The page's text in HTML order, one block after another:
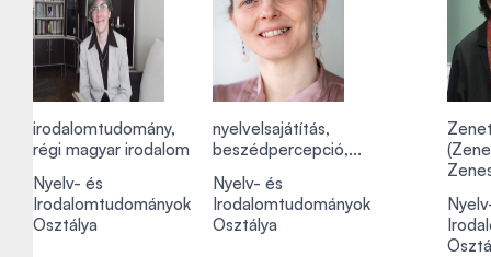
irodalomtudomány,
régi magyar irodalom
Nyelv- és
Irodalomtudományok
Osztálya
nyelvelsajátítás,
beszédpercepció,...
Nyelv- és
Irodalomtudományok
Osztálya